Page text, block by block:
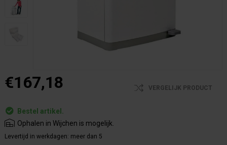
€167,18 VERGELIJK PRODUCT
Bestel artikel.
Ophalen in Wijchen is mogelijk.
Levertijd in werkdagen: meer dan 5